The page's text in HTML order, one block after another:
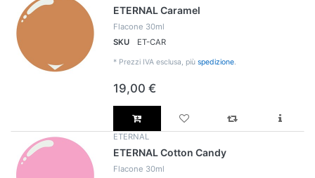
ETERNAL Caramel
Flacone 30ml
SKU
ET-CAR
* Prezzi IVA esclusa, più spedizione.
19,00 €
ETERNAL
ETERNAL Cotton Candy
Flacone 30ml